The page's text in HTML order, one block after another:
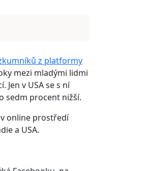
z platformy
mezi mladými lidmi
v USA se s ní
sedm procent nižší.
online prostředí
a USA.